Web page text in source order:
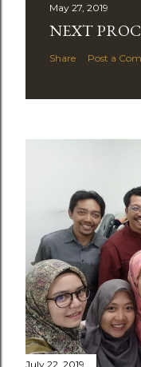
May 27, 2019
NEXT
Share Post a
July 22, 2019